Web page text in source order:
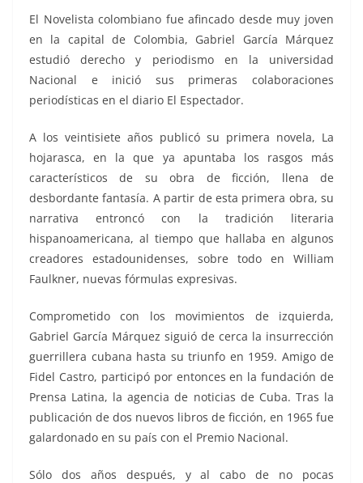
El Novelista colombiano fue afincado desde muy joven
en la capital de Colombia, Gabriel García Márquez
estudió derecho y periodismo en la universidad
Nacional e inició sus primeras colaboraciones
periodísticas en el diario El Espectador.
A los veintisiete años publicó su primera novela, La
hojarasca, en la que ya apuntaba los rasgos más
característicos de su obra de ficción, llena de
desbordante fantasía. A partir de esta primera obra, su
narrativa entroncó con la tradición literaria
hispanoamericana, al tiempo que hallaba en algunos
creadores estadounidenses, sobre todo en William
Faulkner, nuevas fórmulas expresivas.
Comprometido con los movimientos de izquierda,
Gabriel García Márquez siguió de cerca la insurrección
guerrillera cubana hasta su triunfo en 1959. Amigo de
Fidel Castro, participó por entonces en la fundación de
Prensa Latina, la agencia de noticias de Cuba. Tras la
publicación de dos nuevos libros de ficción, en 1965 fue
galardonado en su país con el Premio Nacional.
Sólo dos años después, y al cabo de no pocas